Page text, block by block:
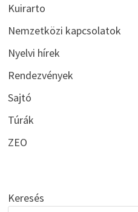
Kuirarto
Nemzetközi kapcsolatok
Nyelvi hírek
Rendezvények
Sajtó
Túrák
ZEO
Keresés